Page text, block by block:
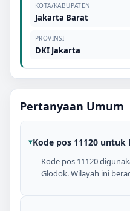
KOTA/KABUPATEN
Jakarta Barat
PROVINSI
DKI Jakarta
Pertanyaan Umum
Kode pos 11120 untuk
Kode pos 11120
Glodok. Wilayah ini